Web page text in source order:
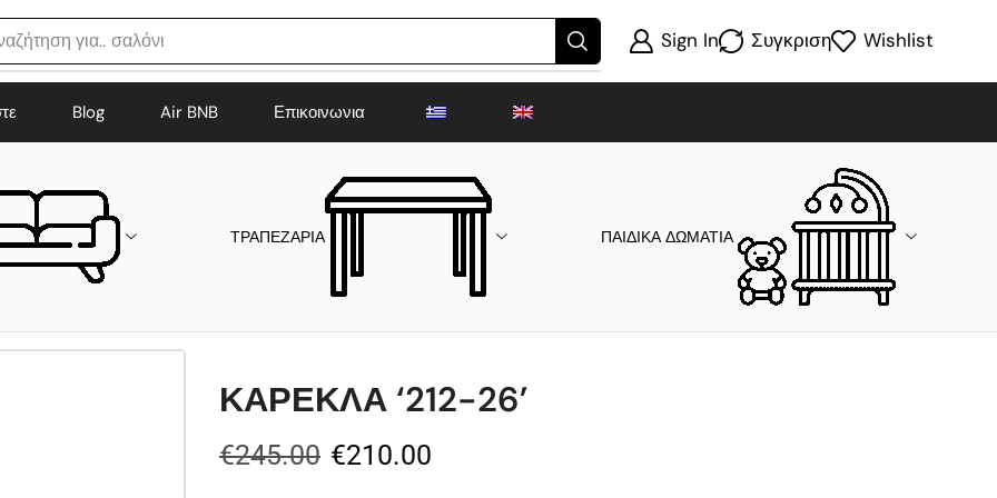
για.. σαλόνι Sign In Συγκριση Wishlist
Blog Air BNB Επικοινωνια
ΤΡΑΠΕΖΑΡΙΑ ΠΑΙΔΙΚΑ ΔΩΜΑΤΙΑ
ΚΑΡΕΚΛΑ ‘212-26’
€245.00 €210.00